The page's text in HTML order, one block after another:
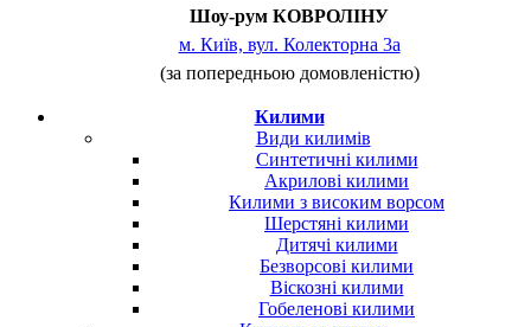
Шоу-рум КОВРОЛІНУ
м. Київ, вул. Колекторна 3а
(за попередньою домовленістю)
Килими
Види килимів
Синтетичні килими
Акрилові килими
Килими з високим ворсом
Шерстяні килими
Дитячі килими
Безворсові килими
Віскозні килими
Гобеленові килими